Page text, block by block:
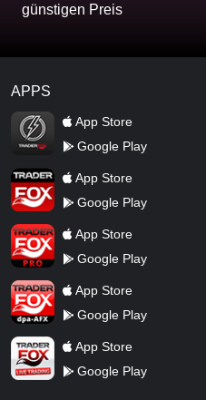
günstigen Preis
APPS
TraderFox Flash
App Store
Google Play
TraderFox AppApp Store
Google Play
TraderFox ProApp Store
Google Play
TraderFox dpa-AFX ProFeed
App Store
Google Play
TraderFox Live Trading
App Store
Google Play